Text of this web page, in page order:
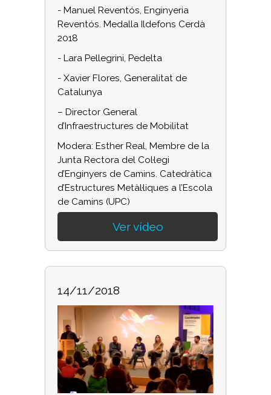
- Manuel Reventós, Enginyeria
Reventós. Medalla Ildefons Cerdà
2018
- Lara Pellegrini, Pedelta
- Xavier Flores, Generalitat de
Catalunya
– Director General
d’Infraestructures de Mobilitat
Modera: Esther Real, Membre de la
Junta Rectora del Col·legi
d’Enginyers de Camins. Catedràtica
d’Estructures Metàl·liques a l’Escola
de Camins (UPC)
Ver vídeo
14/11/2018